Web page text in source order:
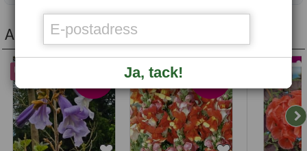
Andra köpte även...
UTVALT Nyhet
Ja, tack!